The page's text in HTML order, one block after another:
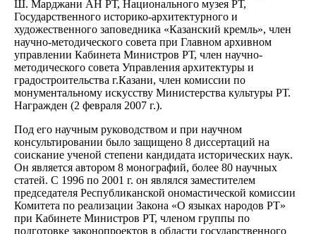
Ш. Марджани АН РТ, Национального музея РТ,
Государственного историко-архитектурного и
художественного заповедника «Казанский кремль», член
научно-методического совета при Главном архивном
управлении Кабинета Министров РТ, член научно-
методического совета Управления архитектуры и
градостроительства г.Казани, член комиссии по
монументальному искусству Министерства культуры РТ.
Награжден (2 февраля 2007 г.).
Под его научным руководством и при научном
консультировании было защищено 8 диссертаций на
соискание ученой степени кандидата исторических наук.
Он является автором 8 монографий, более 80 научных
статей. С 1996 по 2001 г. он являлся заместителем
председателя Республиканской ономастической комиссии
Комитета по реализации Закона «О языках народов РТ»
при Кабинете Министров РТ, членом группы по
подготовке законопроектов в области государственного